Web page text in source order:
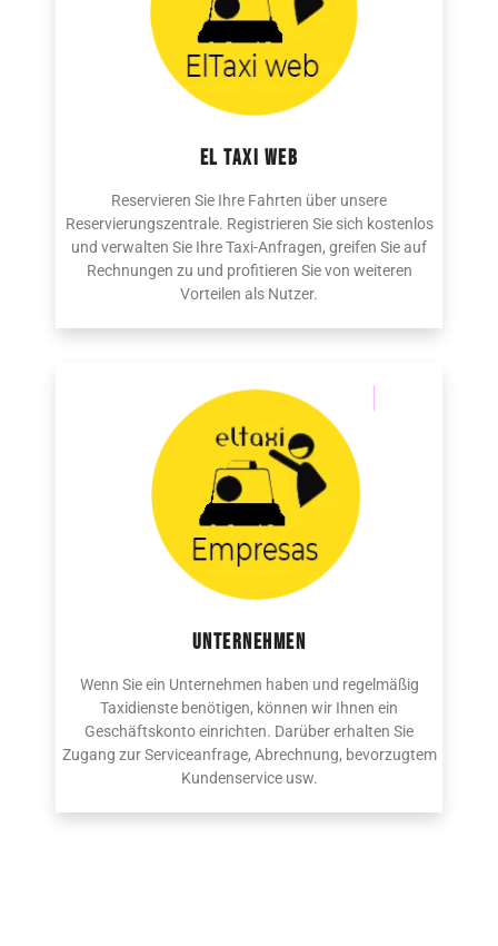
EL TAXI WEB
Reservieren Sie Ihre Fahrten über unsere
Reservierungszentrale. Registrieren Sie sich kostenlos
und verwalten Sie Ihre Taxi-Anfragen, greifen Sie auf
Rechnungen zu und profitieren Sie von weiteren
Vorteilen als Nutzer.
UNTERNEHMEN
Wenn Sie ein Unternehmen haben und regelmäßig
Taxidienste benötigen, können wir Ihnen ein
Geschäftskonto einrichten. Darüber erhalten Sie
Zugang zur Serviceanfrage, Abrechnung, bevorzugtem
Kundenservice usw.